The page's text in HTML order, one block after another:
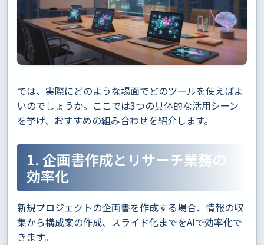
では、実際にどのような場面でどのツールを使えばよ
いのでしょうか。ここでは3つの具体的な活用シーン
を挙げ、おすすめの組み合わせを紹介します。
1. 企画書作成とリサーチ業務の
効率化
新規プロジェクトの企画書を作成する場合、情報の収
集から構成案の作成、スライド化までをAIで効率化で
きます。